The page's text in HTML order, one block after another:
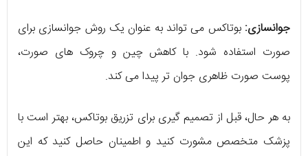
جوانسازی:بوتاکس می‌ تواند به عنوان یک روش جوانسازی برای
صورت استفاده شود. با کاهش چین و چروک‌ های صورت،
پوست صورت ظاهری جوان‌ تر پیدا می‌ کند.
به هر حال، قبل از تصمیم‌ گیری برای تزریق بوتاکس، بهتر است با
پزشک متخصص مشورت کنید و اطمینان حاصل کنید که این